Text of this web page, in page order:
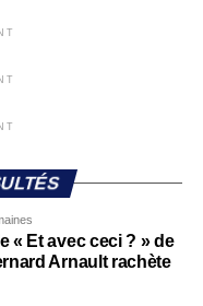
« Et avec ceci ? » de
Arnault rachète